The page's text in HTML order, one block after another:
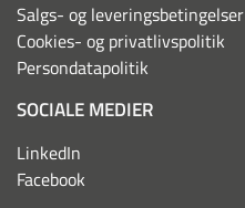
Salgs- og leveringsbetingelser
Cookies- og privatlivspolitik
Persondatapolitik
SOCIALE MEDIER
LinkedIn
Facebook